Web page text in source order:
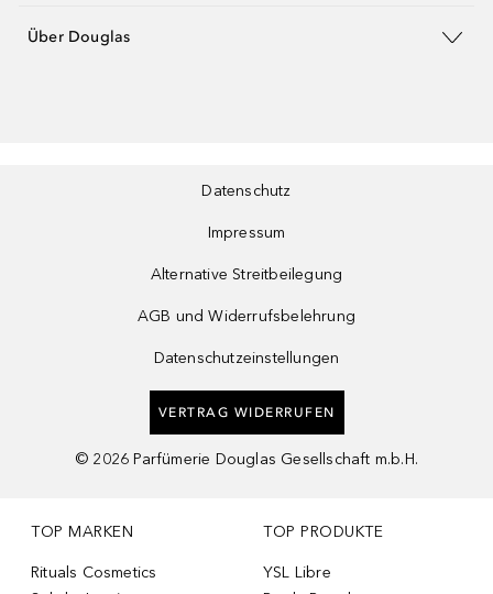
Über Douglas
Datenschutz
Impressum
Alternative Streitbeilegung
AGB und Widerrufsbelehrung
Datenschutzeinstellungen
VERTRAG WIDERRUFEN
© 2026 Parfümerie Douglas Gesellschaft m.b.H.
TOP MARKEN
Rituals Cosmetics
TOP PRODUKTE
YSL Libre